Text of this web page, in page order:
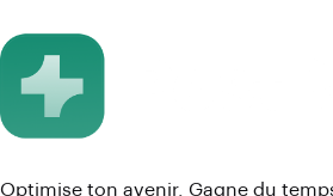
Optimise ton avenir. Gagne du